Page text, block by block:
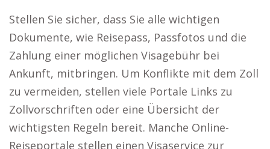
Stellen Sie sicher, dass Sie alle wichtigen
Dokumente, wie Reisepass, Passfotos und die
Zahlung einer möglichen Visagebühr bei
Ankunft, mitbringen. Um Konflikte mit dem Zoll
zu vermeiden, stellen viele Portale Links zu
Zollvorschriften oder eine Übersicht der
wichtigsten Regeln bereit. Manche Online-
Reiseportale stellen einen Visaservice zur